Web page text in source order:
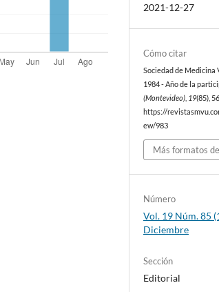
2021-12-27
Cómo citar
Sociedad de Medicina
1984 - Año de la
(Montevideo) 19(85),
https://
ew/983
Más formatos
Número
Vol. 19 Núm. 85
Diciembre
Sección
Editorial